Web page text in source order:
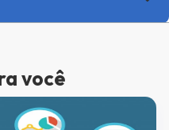
você